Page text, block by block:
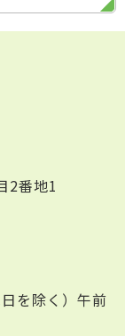
2番地1
を除く）午前